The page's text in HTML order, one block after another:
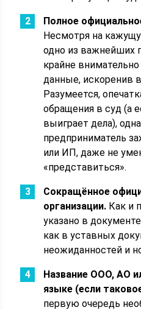
Полное
Несмотря на
одно из важнейших
крайне
данные, искоренив
Разумеется,
обращения в суд (а
выиграет дела),
предприниматель
или ИП, даже не
«представиться».
Сокращённое
организации. Как и
указано в
как в уставных
неожиданностей и
Название ООО, АО
языке (если
первую очередь